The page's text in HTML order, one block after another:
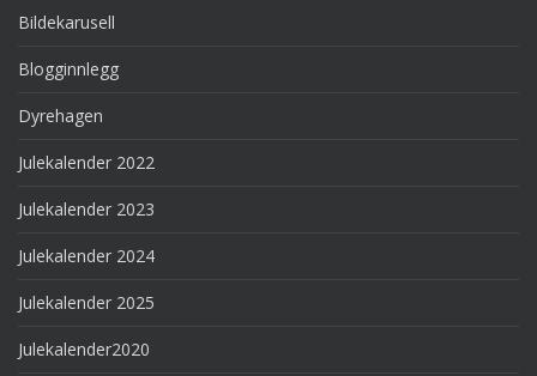
Bildekarusell
Blogginnlegg
Dyrehagen
Julekalender 2022
Julekalender 2023
Julekalender 2024
Julekalender 2025
Julekalender2020